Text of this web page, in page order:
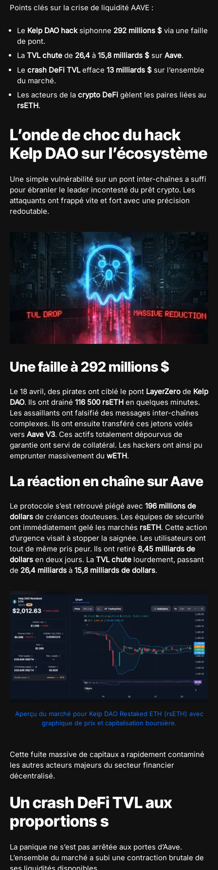
Points clés sur la crise de liquidité AAVE :
Le Kelp DAO hacksiphonne 292 millions $ via une faille
de pont.
La TVL chute de 26,4 à 15,8 milliards $ sur Aave.
Le crash DeFi TVLefface 13 milliards $ sur l’ensemble
du marché.
Les acteurs de la crypto DeFi gèlent les paires liées au
rsETH.
L’onde de choc du hack
Kelp DAO sur l’écosystème
Une simple vulnérabilité sur un pont inter-chaînes a suffi
pour ébranler le leader incontesté du prêt crypto. Les
attaquants ont frappé vite et fort avec une précision
redoutable.
Une faille à 292 millions $
Le 18 avril, des pirates ont ciblé le pont LayerZero de Kelp
DAO. Ils ont drainé 116 500 rsETH en quelques minutes.
Les assaillants ont falsifié des messages inter-chaînes
complexes. Ils ont ensuite transféré ces jetons volés
vers Aave V3. Ces actifs totalement dépourvus de
garantie ont servi de collatéral. Les hackers ont ainsi pu
emprunter massivement du wETH.
La réaction en chaîne sur Aave
Le protocole s’est retrouvé piégé avec 196 millions de
dollars de créances douteuses. Les équipes de sécurité
ont immédiatement gelé les marchés rsETH. Cette action
d’urgence visait à stopper la saignée. Les utilisateurs ont
tout de même pris peur. Ils ont retiré 8,45 milliards de
dollars en deux jours. La TVL chute lourdement, passant
de 26,4 milliards à 15,8 milliards de dollars.
Aperçu du marché pour Kelp DAO Restaked ETH (rsETH) avec
graphique de prix et capitalisation boursière.
Cette fuite massive de capitaux a rapidement contaminé
les autres acteurs majeurs du secteur financier
décentralisé.
Un crash DeFi TVL aux
proportions s
La panique ne s’est pas arrêtée aux portes d’Aave.
L’ensemble du marché a subi une contraction brutale de